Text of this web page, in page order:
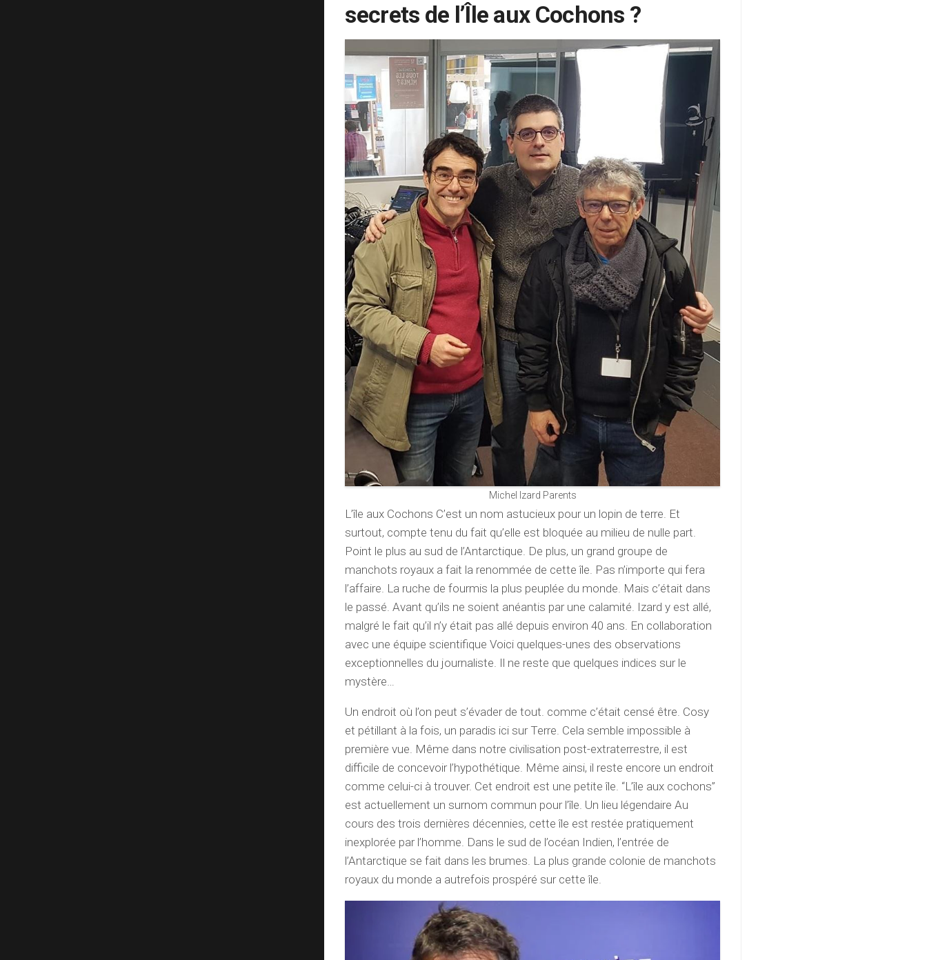
secrets de l’Île aux Cochons ?
Michel Izard Parents
L’île aux Cochons C’est un nom astucieux pour un lopin de terre. Et
surtout, compte tenu du fait qu’elle est bloquée au milieu de nulle part.
Point le plus au sud de l’Antarctique. De plus, un grand groupe de
manchots royaux a fait la renommée de cette île. Pas n’importe qui fera
l’affaire. La ruche de fourmis la plus peuplée du monde. Mais c’était dans
le passé. Avant qu’ils ne soient anéantis par une calamité. Izard y est allé,
malgré le fait qu’il n’y était pas allé depuis environ 40 ans. En collaboration
avec une équipe scientifique Voici quelques-unes des observations
exceptionnelles du journaliste. Il ne reste que quelques indices sur le
mystère…
Un endroit où l’on peut s’évader de tout. comme c’était censé être. Cosy
et pétillant à la fois, un paradis ici sur Terre. Cela semble impossible à
première vue. Même dans notre civilisation post-extraterrestre, il est
difficile de concevoir l’hypothétique. Même ainsi, il reste encore un endroit
comme celui-ci à trouver. Cet endroit est une petite île. “L’île aux cochons”
est actuellement un surnom commun pour l’île. Un lieu légendaire Au
cours des trois dernières décennies, cette île est restée pratiquement
inexplorée par l’homme. Dans le sud de l’océan Indien, l’entrée de
l’Antarctique se fait dans les brumes. La plus grande colonie de manchots
royaux du monde a autrefois prospéré sur cette île.